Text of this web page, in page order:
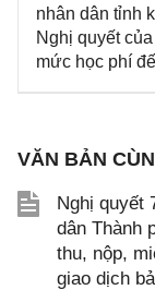
nhân dân tỉnh
Nghị quyết
mức học phí
VĂN BẢN
Nghị quyết
dân Thành
thu, nộp,
giao dịch